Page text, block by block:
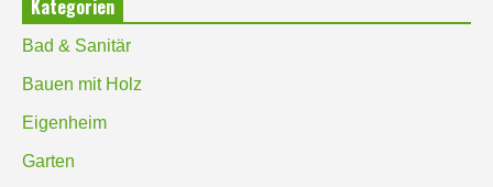
Kategorien
Bad & Sanitär
Bauen mit Holz
Eigenheim
Garten